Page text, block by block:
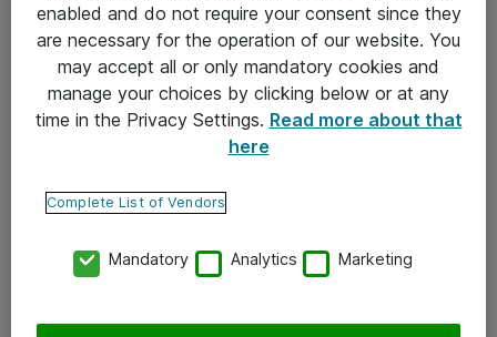
Takuu- ja huolto-ohjeet
Yleiset toimitusehdot
Yhteystiedot
Ota yhteyttä
enabled and do not require your consent since they
are necessary for the operation of our website. You
may accept all or only mandatory cookies and
manage your choices by clicking below or at any
time in the Privacy Settings. Read more about that
here
Complete List of Vendors
Mandatory Analytics Marketing